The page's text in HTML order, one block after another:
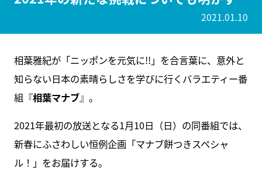
2021.01.10
相葉雅紀が「ニッポンを元気に!!」を合言葉に、意外と
知らない日本の素晴らしさを学びに行くバラエティー番
組『相葉マナブ』。
2021年最初の放送となる1月10日（日）の同番組では、
新春にふさわしい恒例企画「マナブ餅つきスペシャ
ル！」をお届けする。